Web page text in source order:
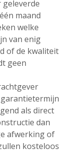
geleverde
maand
welke
van enig
of de kwaliteit
geen
als direct
dan
afwerking of
kosteloos